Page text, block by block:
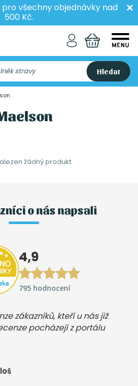
pro všechny objednávky nad
500 Kč.
Hledat
žádný produkt.
o nás napsali
4,9
795 hodnocení
zákazníků, kteří u nás již
pocházejí z portálu